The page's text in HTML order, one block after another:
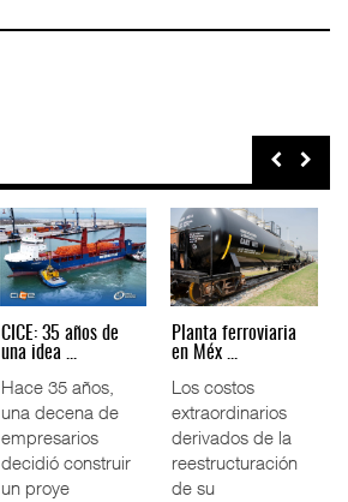
TMAZ eleva 77%
movimiento ...
La Terminal
Marítima de
Mazatlán (TMAZ),
subsidiaria
portuaria de
EE.UU. plantea
nuevas res ...
La Administración
Federal de
Ferrocarriles de
los Estados
Unidos (